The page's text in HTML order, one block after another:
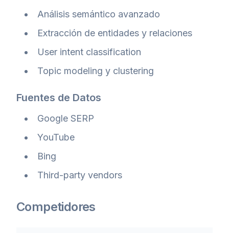
Análisis semántico avanzado
Extracción de entidades y relaciones
User intent classification
Topic modeling y clustering
Fuentes de Datos
Google SERP
YouTube
Bing
Third-party vendors
Competidores